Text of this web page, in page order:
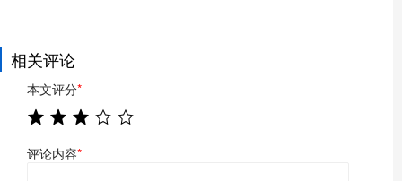
相关评论
本文评分*
评论内容*